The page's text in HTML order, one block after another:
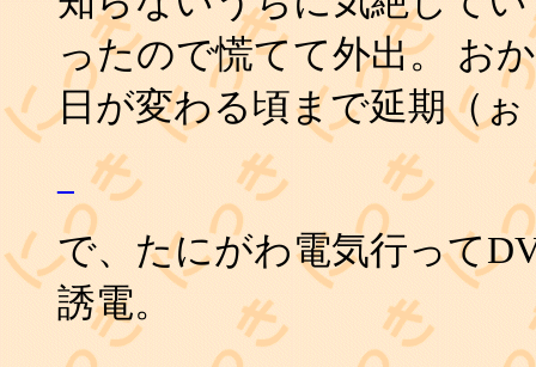
ったので慌てて外出。 お
日が変わる頃まで延期（ぉ
で、たにがわ電気行って
誘電。